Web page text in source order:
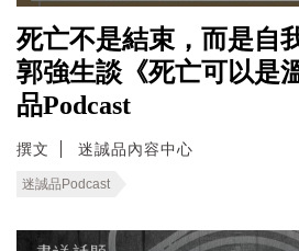
死亡不是結束，而是自
郭強生談《死亡可以是
品Podcast
撰文 迷誠品內容中心
迷誠品Podcast